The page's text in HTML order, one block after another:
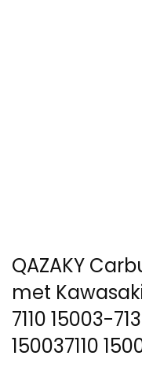
QAZAKY
met Kawasaki
7110 15003-
150037110